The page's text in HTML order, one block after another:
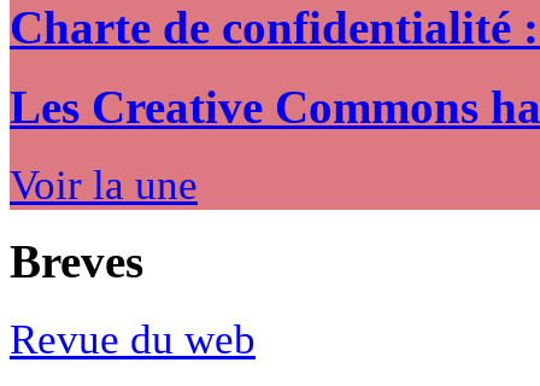
Charte de confidentialité
Les Creative Commons
Voir la une
Breves
Revue du web